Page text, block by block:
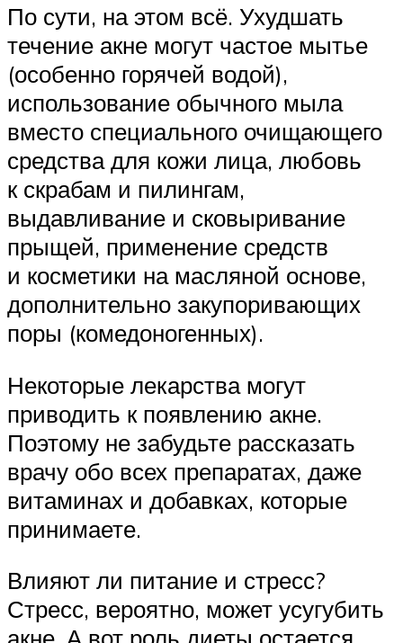
По сути, на этом всё. Ухудшать
течение акне могут частое мытье
(особенно горячей водой),
использование обычного мыла
вместо специального очищающего
средства для кожи лица, любовь
к скрабам и пилингам,
выдавливание и сковыривание
прыщей, применение средств
и косметики на масляной основе,
дополнительно закупоривающих
поры (комедоногенных).
Некоторые лекарства могут
приводить к появлению акне.
Поэтому не забудьте рассказать
врачу обо всех препаратах, даже
витаминах и добавках, которые
принимаете.
Влияют ли питание и стресс?
Стресс, вероятно, может усугубить